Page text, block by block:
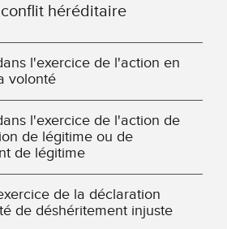
héréditaire
l'exercice de l'action en
volonté
l'exercice de l'action de
de légitime ou de
de légitime
de la déclaration
de déshéritement injuste